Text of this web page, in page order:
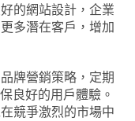
的網站設計，企業
多潛在客戶，增加
牌營銷策略，定期
良好的用戶體驗。
競爭激烈的市場中